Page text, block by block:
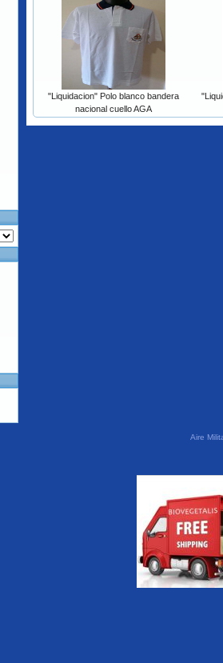
"Liquidacion" Polo blanco bandera
nacional cuello AGA
Aire